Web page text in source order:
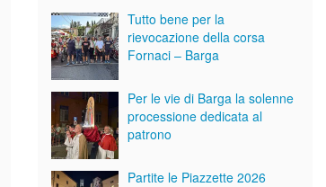
Tutto bene per la
rievocazione della corsa
Fornaci – Barga
Per le vie di Barga la solenne
processione dedicata al
patrono
Partite le Piazzette 2026